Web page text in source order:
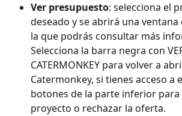
Ver presupuesto: selecciona el
deseado y se abrirá una
la que podrás consultar más
Selecciona la barra negra con
CATERMONKEY para volver a
Catermonkey, si tienes acceso a
botones de la parte inferior para
proyecto o rechazar la oferta.